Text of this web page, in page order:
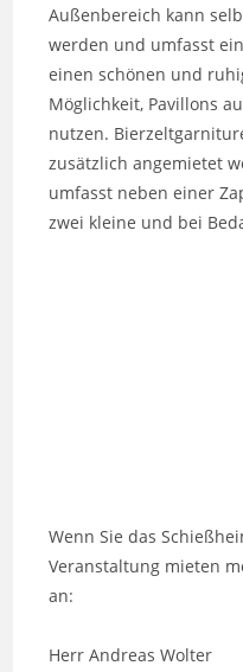
Außenbereich kann
werden und umfasst
einen schönen und
Möglichkeit, Pavillons
nutzen.
zusätzlich angemietet
umfasst neben einer
zwei kleine und bei
Wenn Sie das
Veranstaltung mieten
an:
Herr Andreas Wolter